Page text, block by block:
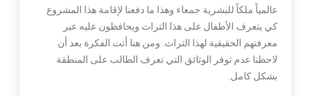
عالمياً ملكاً للبشرية جمعاء وهذا ما دفعنا لإقامة هذا المشروع
كي يتعرف الأطفال على هذا التراث ويحافظون عليه عبر
معرفتهم الحقيقية لهذا التراث. ومن هنا أتت الفكرة بعد أن
لاحظنا عدم توفر الوثائق التي تعرف الطالب على المنطقة
بشكل كامل.